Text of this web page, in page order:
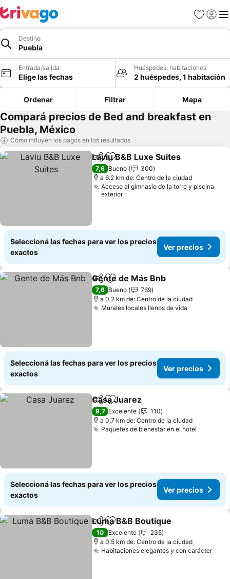
Favoritos
Iniciar
Destino
Puebla
Entrada/salida
Elige las fechas
Huéspedes, habitaciones
2 huéspedes, 1 habitación
Ordenar Filtrar Mapa
Compará precios de Bed and breakfast en
Puebla, México
Cómo influyen los pagos en los resultados
CompartirAñadir a favoritos
Laviu B&B Luxe Suites
7,6 Bueno
300
a 6.2 km de: Centro de la ciudad
Acceso al gimnasio de la torre y piscina
exterior
Seleccioná las fechas para ver los precios
exactos
Ver precios
CompartirAñadir a favoritos
Gente de Más Bnb
7,6 Bueno
769
a 0.2 km de: Centro de la ciudad
Murales locales llenos de vida
Seleccioná las fechas para ver los precios
exactos
Ver precios
CompartirAñadir a favoritos
Casa Juarez
9,7 Excelente
110
a 0.7 km de: Centro de la ciudad
Paquetes de bienestar en el hotel
Seleccioná las fechas para ver los precios
exactos
Ver precios
CompartirAñadir a favoritos
Luma B&B Boutique
10 Excelente
235
a 0.5 km de: Centro de la ciudad
Habitaciones elegantes y con carácterVer